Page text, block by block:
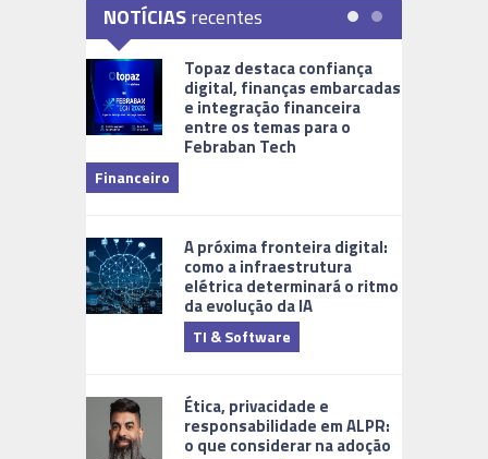
NOTÍCIASrecentes
Topaz destaca confiança
digital, finanças embarcadas
e integração financeira
entre os temas para o
Febraban Tech
Financeiro
A próxima fronteira digital:
como a infraestrutura
elétrica determinará o ritmo
da evolução da IA
TI & Software
Ética, privacidade e
responsabilidade em ALPR:
o que considerar na adoção